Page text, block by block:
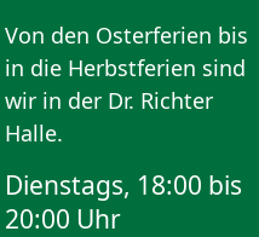
Von den Osterferien bis
in die Herbstferien sind
wir in der Dr. Richter
Halle.
Dienstags, 18:00 bis
20:00 Uhr